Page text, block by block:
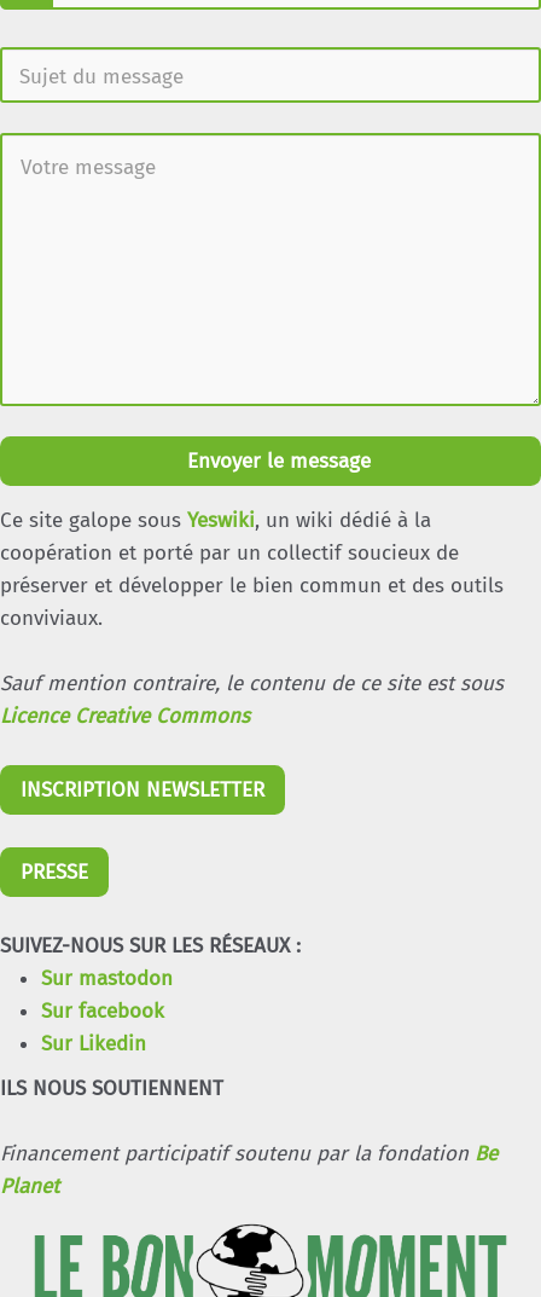
Envoyer le message
Ce site galope sous Yeswiki, un wiki dédié à la
coopération et porté par un collectif soucieux de
préserver et développer le bien commun et des outils
conviviaux.
Sauf mention contraire, le contenu de ce site est sous
Licence Creative Commons
INSCRIPTION NEWSLETTER
PRESSE
SUIVEZ-NOUS SUR LES RÉSEAUX :
Sur mastodon
Sur facebook
Sur Likedin
ILS NOUS SOUTIENNENT
Financement participatif soutenu par la fondation Be
Planet